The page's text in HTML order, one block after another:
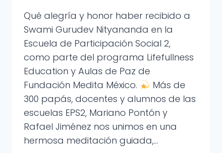
Qué alegría y honor haber recibido a
Swami Gurudev Nityananda en la
Escuela de Participación Social 2,
como parte del programa Lifefullness
Education y Aulas de Paz de
Fundación Medita México.
Más de
300 papás, docentes y alumnos de las
escuelas EPS2, Mariano Pontón y
Rafael Jiménez nos unimos en una
hermosa meditación guiada,…